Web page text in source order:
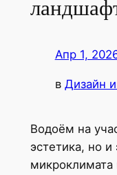
Апр 1,
в Дизайн
Водоём на
эстетика, но
микроклимата